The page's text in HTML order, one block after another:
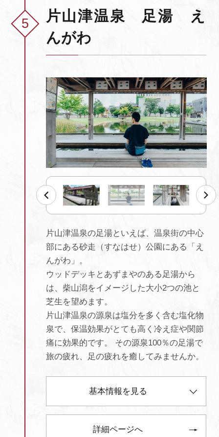
片山津温泉 足湯 え
んがわ
片山津温泉の足湯といえば、温泉街の中心
部にある砂走（すなはせ）公園にある「え
んがわ」。
ウッドデッキとあずまやのある足湯から
は、柴山潟をイメージした大小2つの池と
芝生を望めます。
片山津温泉の源泉は塩分を多く含む塩化物
泉で、保温効果がとても高く冷え症や関節
痛に効果的です。 その源泉100％の足湯で
旅の疲れ、足の疲れを癒してみませんか。
基本情報を見る
詳細ページへ